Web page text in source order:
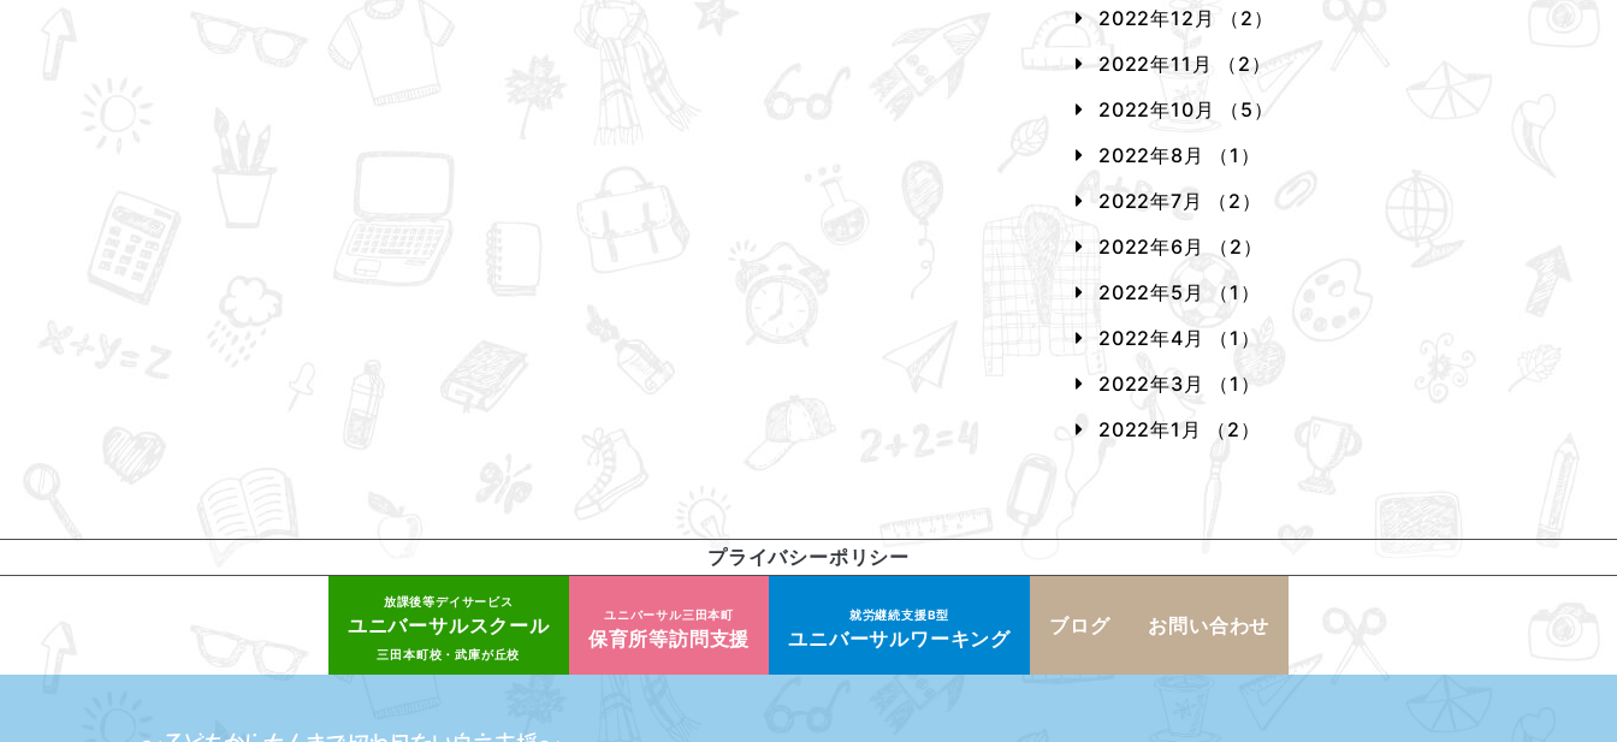
2022年12月 （2）
2022年11月 （2）
2022年10月 （5）
2022年8月 （1）
2022年7月 （2）
2022年6月 （2）
2022年5月 （1）
2022年4月 （1）
2022年3月 （1）
2022年1月 （2）
プライバシーポリシー
放課後等デイサービス
ユニバーサルスクール
三田本町校・武庫が丘校
ユニバーサル三田本町
保育所等訪問支援
就労継続支援B型
ユニバーサルワーキング
ブログ お問い合わせ